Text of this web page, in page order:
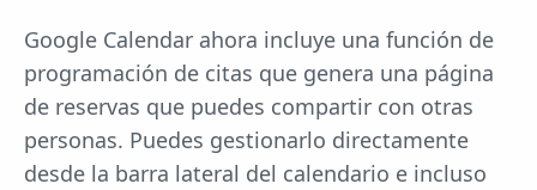
Google Calendar ahora incluye una función de
programación de citas que genera una página
de reservas que puedes compartir con otras
personas. Puedes gestionarlo directamente
desde la barra lateral del calendario e incluso